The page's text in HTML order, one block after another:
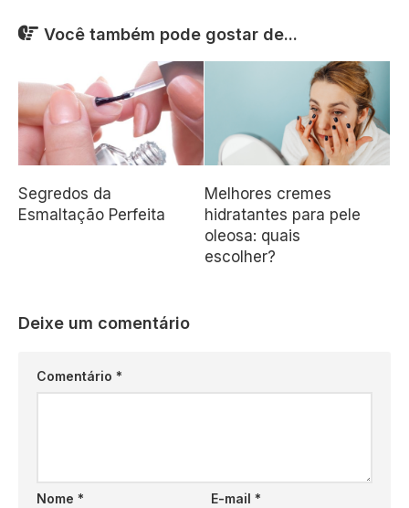
Você também pode gostar de...
Segredos da
Esmaltação Perfeita
Melhores cremes
hidratantes para pele
oleosa: quais
escolher?
Deixe um comentário
Comentário *
Nome * E-mail*